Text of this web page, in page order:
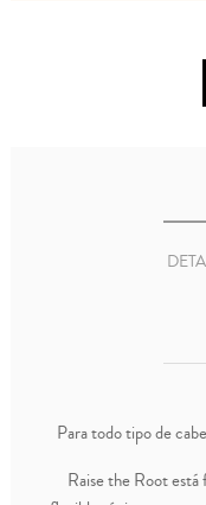
Para todo tipo de
Raise the Root